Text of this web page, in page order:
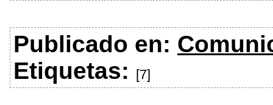
Publicado en:
Etiquetas: [7]